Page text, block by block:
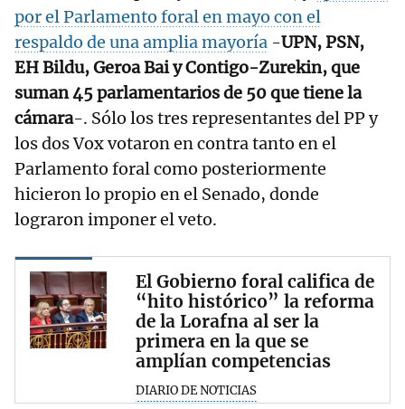
por el Parlamento foral en mayo con el
respaldo de una amplia mayoría -UPN, PSN,
EH Bildu, Geroa Bai y Contigo-Zurekin, que
suman 45 parlamentarios de 50 que tiene la
cámara-. Sólo los tres representantes del PP y
los dos Vox votaron en contra tanto en el
Parlamento foral como posteriormente
hicieron lo propio en el Senado, donde
lograron imponer el veto.
El Gobierno foral califica de
“hito histórico” la reforma
de la Lorafna al ser la
primera en la que se
amplían competencias
DIARIO DE NOTICIAS